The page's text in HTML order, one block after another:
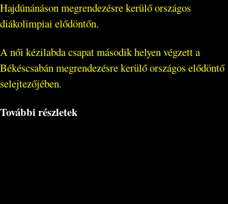
Hajdúnánáson megrendezésre kerülő országos
diákolimpiai elődöntőn.
A női kézilabda csapat második helyen végzett a
Békéscsabán megrendezésre kerülő országos elődöntő
selejtezőjében.
További részletek